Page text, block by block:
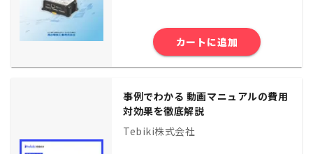
カートに追加
事例でわかる 動画マニュアルの費用
対効果を徹底解説
Tebiki株式会社